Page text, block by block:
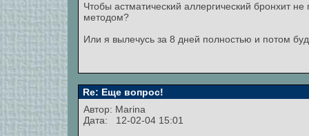
Чтобы астматический аллергический бронхит
методом?
Или я вылечусь за 8 дней полностью и потом
Re: Еще вопрос!
Автор: Marina
Дата: 12-02-04 15:01